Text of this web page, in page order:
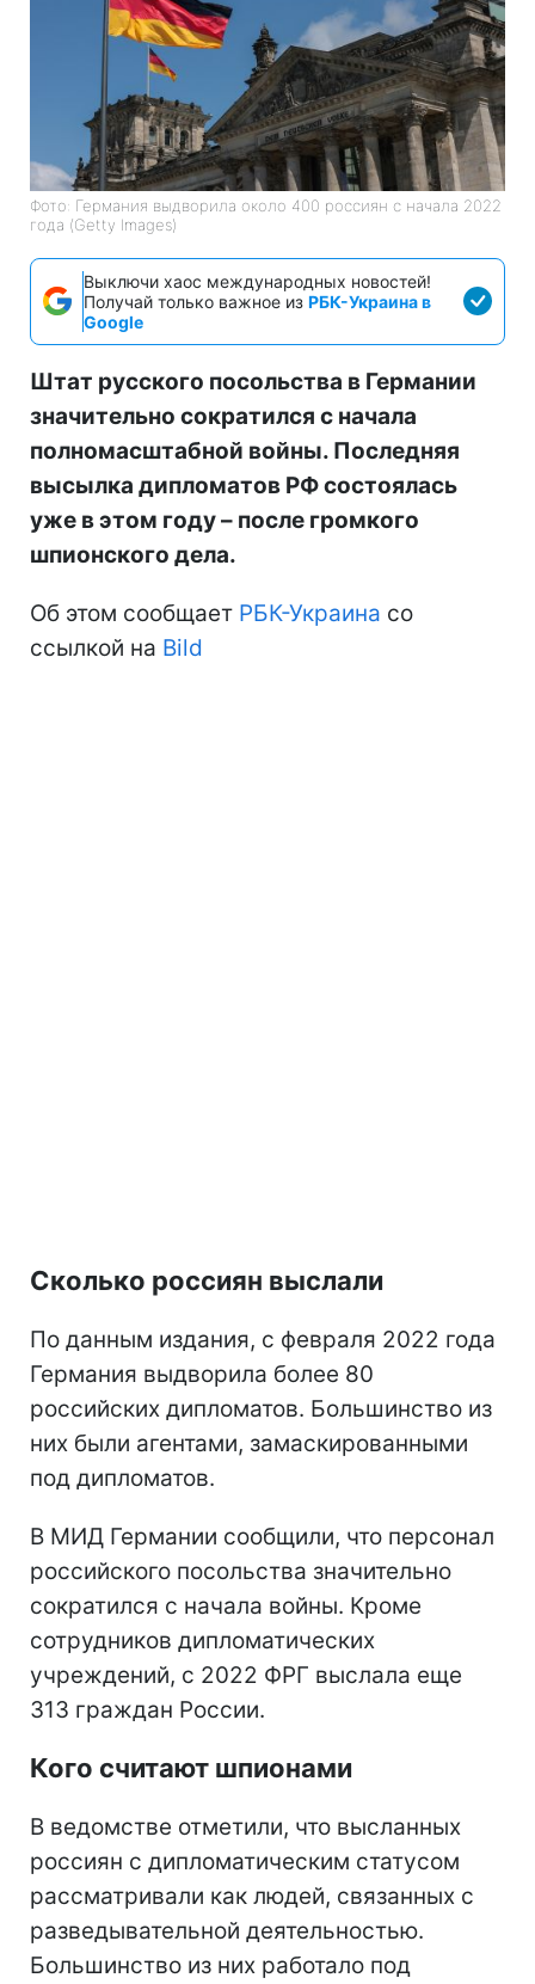
Фото: Германия выдворила около 400 россиян с начала 2022
года (Getty Images)
Выключи хаос международных новостей!
Получай только важное из РБК-Украина в
Google
Штат русского посольства в Германии
значительно сократился с начала
полномасштабной войны. Последняя
высылка дипломатов РФ состоялась
уже в этом году – после громкого
шпионского дела.
Об этом сообщает РБК-Украина со
ссылкой на Bild
Сколько россиян выслали
По данным издания, с февраля 2022 года
Германия выдворила более 80
российских дипломатов. Большинство из
них были агентами, замаскированными
под дипломатов.
В МИД Германии сообщили, что персонал
российского посольства значительно
сократился с начала войны. Кроме
сотрудников дипломатических
учреждений, с 2022 ФРГ выслала еще
313 граждан России.
Кого считают шпионами
В ведомстве отметили, что высланных
россиян с дипломатическим статусом
рассматривали как людей, связанных с
разведывательной деятельностью.
Большинство из них работало под